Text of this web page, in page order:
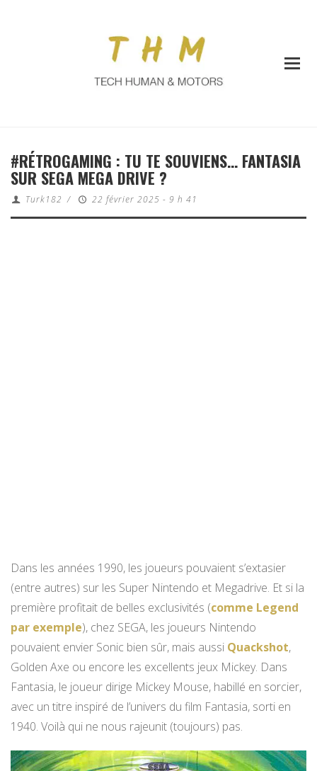
#RÉTROGAMING : TU TE SOUVIENS… FANTASIA
SUR SEGA MEGA DRIVE ?
Turk182 / 22 février 2025 - 9 h 41
Dans les années 1990, les joueurs pouvaient s’extasier
(entre autres) sur les Super Nintendo et Megadrive. Et si la
première profitait de belles exclusivités (comme Legend
par exemple), chez SEGA, les joueurs Nintendo
pouvaient envier Sonic bien sûr, mais aussi Quackshot,
Golden Axe ou encore les excellents jeux Mickey. Dans
Fantasia, le joueur dirige Mickey Mouse, habillé en sorcier,
avec un titre inspiré de l’univers du film Fantasia, sorti en
1940. Voilà qui ne nous rajeunit (toujours) pas.